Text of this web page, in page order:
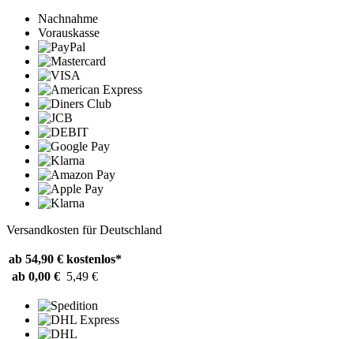
Nachnahme
Vorauskasse
Versandkosten für Deutschland
ab 54,90 € kostenlos*
ab 0,00 € 5,49 €